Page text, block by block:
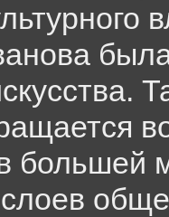
большей